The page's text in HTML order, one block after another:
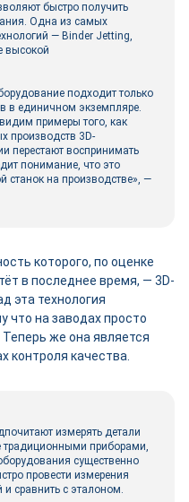
быстро получить
Одна из самых
— Binder Jetting,
высокой
подходит только
в единичном экземпляре.
примеры того, как
производств 3D-
перестают воспринимать
понимание, что это
станок на производстве», —
которого, по оценке
в последнее время, — 3D-
эта технология
что на заводах просто
же она является
контроля качества.
измерять детали
традиционными приборами,
существенно
провести измерения
и сравнить с эталоном.